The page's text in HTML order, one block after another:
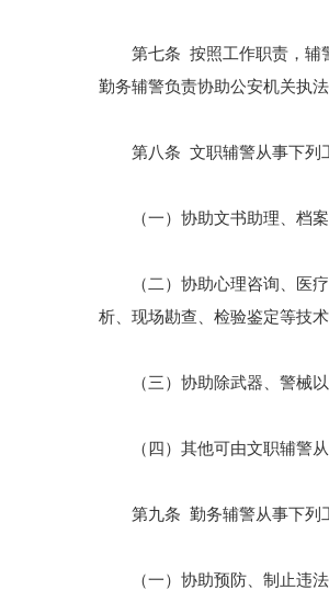
第七条 按照工作职责，辅警
勤务辅警负责协助公安机关执
第八条 文职辅警从事下列
（一）协助文书助理、档案
（二）协助心理咨询、医疗
析、现场勘查、检验鉴定等技术
（三）协助除武器、警械以
（四）其他可由文职辅警从
第九条 勤务辅警从事下列
（一）协助预防、制止违法